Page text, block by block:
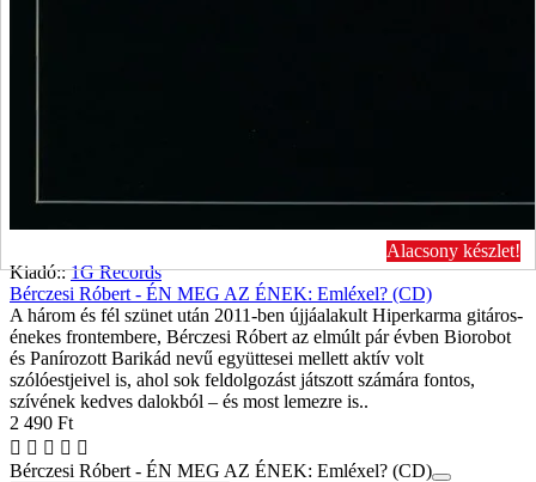
Alacsony készlet!
Kiadó:: 1G Records
Bérczesi Róbert - ÉN MEG AZ ÉNEK: Emléxel? (CD)
A három és fél szünet után 2011-ben újjáalakult Hiperkarma gitáros-
énekes frontembere, Bérczesi Róbert az elmúlt pár évben Biorobot
és Panírozott Barikád nevű együttesei mellett aktív volt
szólóestjeivel is, ahol sok feldolgozást játszott számára fontos,
szívének kedves dalokból – és most lemezre is..
2 490 Ft
Bérczesi Róbert - ÉN MEG AZ ÉNEK: Emléxel? (CD)